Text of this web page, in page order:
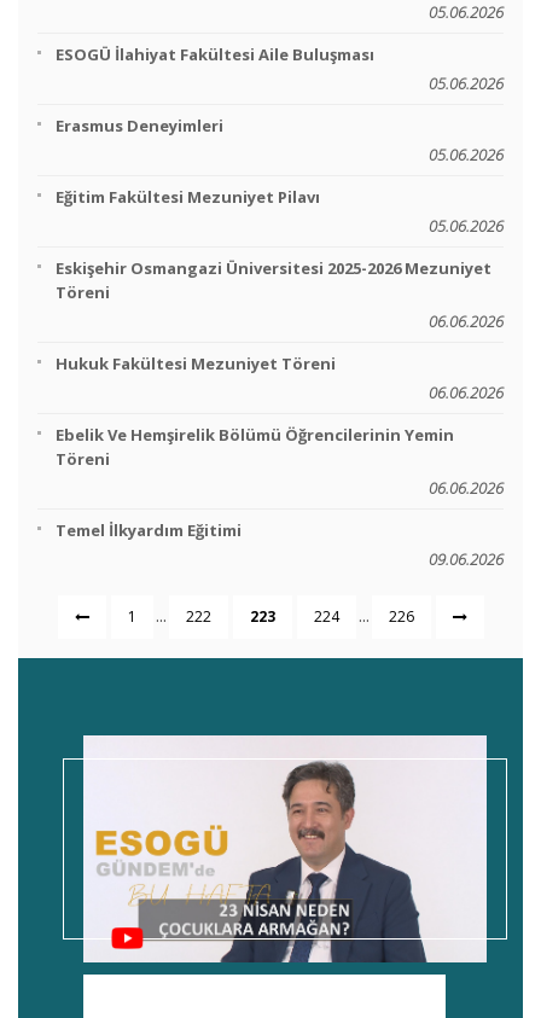
05.06.2026
ESOGÜ İlahiyat Fakültesi Aile Buluşması
05.06.2026
Erasmus Deneyimleri
05.06.2026
Eğitim Fakültesi Mezuniyet Pilavı
05.06.2026
Eskişehir Osmangazi Üniversitesi 2025-2026 Mezuniyet
Töreni
06.06.2026
Hukuk Fakültesi Mezuniyet Töreni
06.06.2026
Ebelik Ve Hemşirelik Bölümü Öğrencilerinin Yemin
Töreni
06.06.2026
Temel İlkyardım Eğitimi
09.06.2026
1 ... 222 223 224 ... 226